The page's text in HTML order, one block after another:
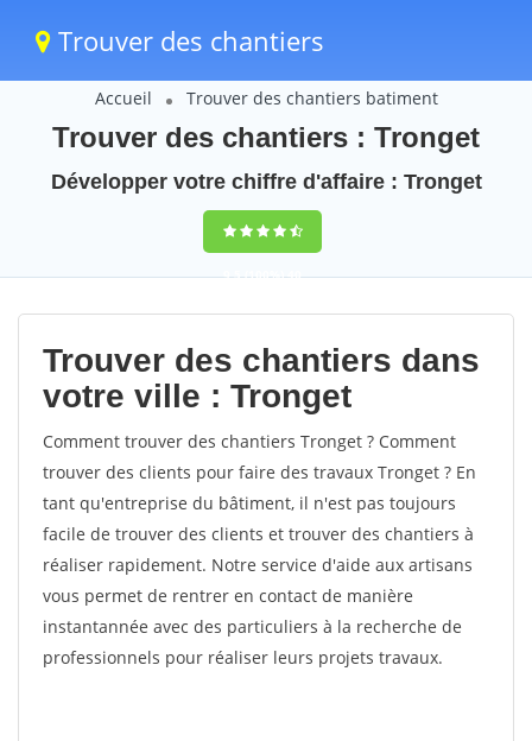
Trouver des chantiers
Accueil Trouver des chantiers batiment
Trouver des chantiers : Tronget
Développer votre chiffre d'affaire : Tronget
9,5(100%)40
votes
Trouver des chantiers dans
votre ville : Tronget
Comment trouver des chantiers Tronget ? Comment
trouver des clients pour faire des travaux Tronget ? En
tant qu'entreprise du bâtiment, il n'est pas toujours
facile de trouver des clients et trouver des chantiers à
réaliser rapidement. Notre service d'aide aux artisans
vous permet de rentrer en contact de manière
instantannée avec des particuliers à la recherche de
professionnels pour réaliser leurs projets travaux.